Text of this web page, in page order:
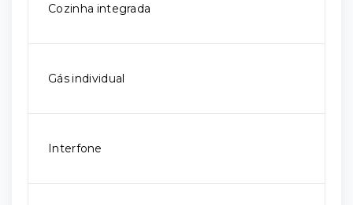
Cozinha integrada
Gás individual
Interfone